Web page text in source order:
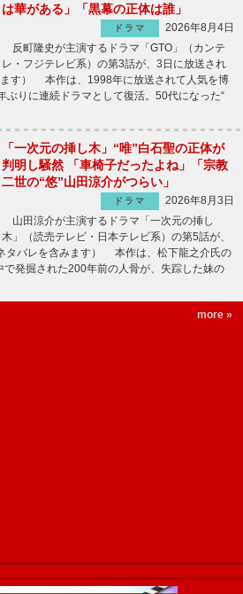
は華がある」「黒幕の正体は誰」
ドラマ
2026年8月4日
反町隆史が主演するドラマ「GTO」（カンテ
レ・フジテレビ系）の第3話が、3日に放送され
す） 本作は、1998年に放送されて人気を博
ぶりに連続ドラマとして復活。50代になった“
「一次元の挿し木」“唯”白石聖の正体が
判明し騒然 「車椅子だったよね」「宗教
二世の“悠”山田涼介がつらい」
ドラマ
2026年8月3日
山田涼介が主演するドラマ「一次元の挿し
木」（読売テレビ・日本テレビ系）の第5話が、
タバレを含みます） 本作は、松下龍之介氏の
で発掘された200年前の人骨が、失踪した妹の
more »